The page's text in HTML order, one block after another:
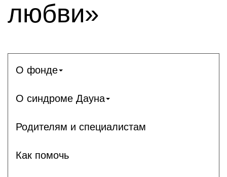
любви»
О фонде
О синдроме Дауна
Родителям и специалистам
Как помочь